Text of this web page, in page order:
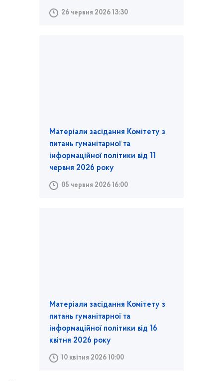
26 червня 2026 13:30
Матеріали засідання Комітету з
питань гуманітарної та
інформаційної політики від 11
червня 2026 року
05 червня 2026 16:00
Матеріали засідання Комітету з
питань гуманітарної та
інформаційної політики від 16
квітня 2026 року
10 квітня 2026 10:00